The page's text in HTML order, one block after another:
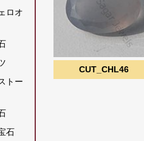
ロオ
トー
石
CUT_CHL46